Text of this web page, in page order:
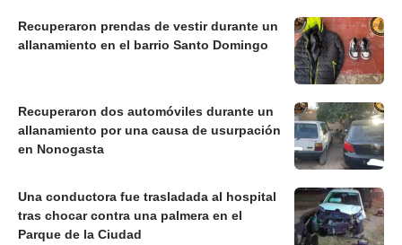
Recuperaron prendas de vestir durante un
allanamiento en el barrio Santo Domingo
Recuperaron dos automóviles durante un
allanamiento por una causa de usurpación
en Nonogasta
Una conductora fue trasladada al hospital
tras chocar contra una palmera en el
Parque de la Ciudad